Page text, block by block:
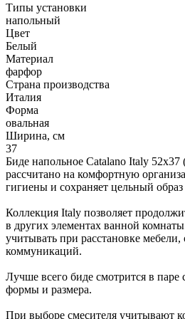
Типы установки
напольный
Цвет
Белый
Материал
фарфор
Страна производства
Италия
Форма
овальная
Ширина, см
37
Биде напольное Catalano Italy 52x37
рассчитано на комфортную
гигиены и сохраняет цельный образ
Коллекция Italy позволяет
в других элементах ванной
учитывать при расстановке
коммуникаций.
Лучше всего биде смотрится в паре
формы и размера.
При выборе смесителя учитывают